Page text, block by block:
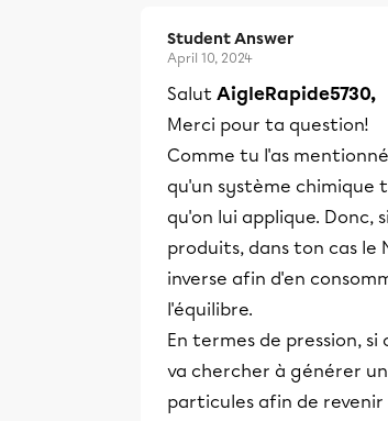
Student Answer
April 10, 2024
Salut AigleRapide5730,
Merci pour ta question!
Comme tu l'as
qu'un système chimique
qu'on lui applique.
produits, dans ton cas le
inverse afin d'en
l'équilibre.
En termes de pression,
va chercher à générer
particules afin de